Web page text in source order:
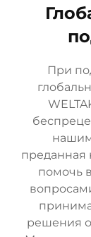
При
преданная
помочь
решения о